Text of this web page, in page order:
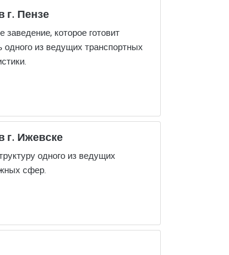
г. Пензе
которое готовит
из ведущих транспортных
г. Ижевске
одного из ведущих
сфер.